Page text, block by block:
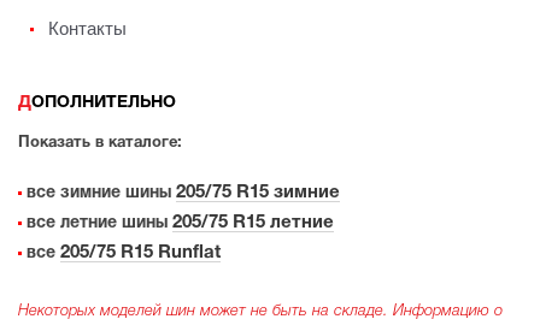
Контакты
ДОПОЛНИТЕЛЬНО
Показать в каталоге:
все зимние шины 205/75 R15 зимние
все летние шины 205/75 R15 летние
все 205/75 R15 Runflat
Некоторых моделей шин может не быть на складе. Информацию о